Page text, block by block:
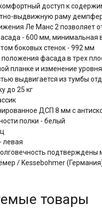
доступ к
выдвижную раму
Ле Манс 2 позволяет
- 600 мм, минимальная
боковых стенок - 992 мм
фасада в трех
планке и изменение
выдвигается из тумбы
до 25 кг
ДСП 8 мм с
полки - белый
левая
/ Kessebohmer
товары